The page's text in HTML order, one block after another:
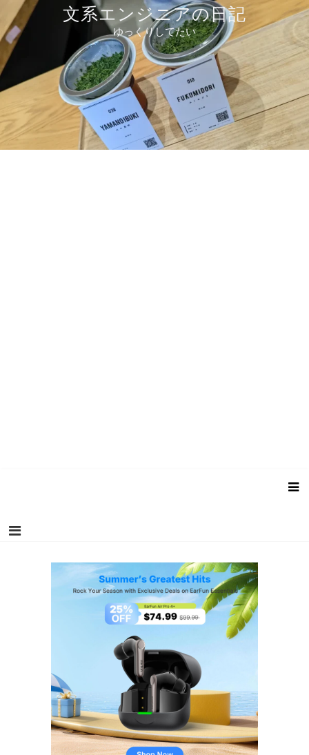
テ
ツ
へ
ス
ッ
プ
文系エンジニアの日記
ゆっくりしてたい